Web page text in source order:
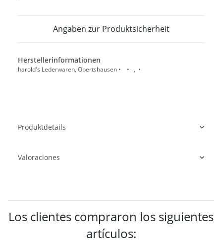
Angaben zur Produktsicherheit
Herstellerinformationen
harold's Lederwaren, Obertshausen • • , •
Produktdetails
Valoraciones
Los clientes compraron los siguientes
artículos: